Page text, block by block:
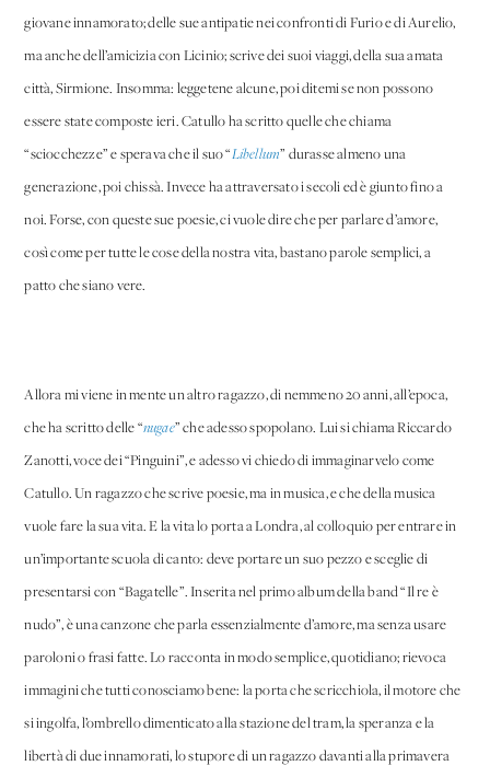
giovane innamorato; delle sue antipatie nei confronti di Furio e di Aurelio,
ma anche dell’amicizia con Licinio; scrive dei suoi viaggi, della sua amata
città, Sirmione. Insomma: leggetene alcune, poi ditemi se non possono
essere state composte ieri. Catullo ha scritto quelle che chiama
“sciocchezze” e sperava che il suo “Libellum” durasse almeno una
generazione, poi chissà. Invece ha attraversato i secoli ed è giunto fino a
noi. Forse, con queste sue poesie, ci vuole dire che per parlare d’amore,
così come per tutte le cose della nostra vita, bastano parole semplici, a
patto che siano vere.
Allora mi viene in mente un altro ragazzo, di nemmeno 20 anni, all’epoca,
che ha scritto delle “nugae” che adesso spopolano. Lui si chiama Riccardo
Zanotti, voce dei “Pinguini”, e adesso vi chiedo di immaginarvelo come
Catullo. Un ragazzo che scrive poesie, ma in musica, e che della musica
vuole fare la sua vita. E la vita lo porta a Londra, al colloquio per entrare in
un’importante scuola di canto: deve portare un suo pezzo e sceglie di
presentarsi con “Bagatelle”. Inserita nel primo album della band “Il re è
nudo”, è una canzone che parla essenzialmente d’amore, ma senza usare
paroloni o frasi fatte. Lo racconta in modo semplice, quotidiano; rievoca
immagini che tutti conosciamo bene: la porta che scricchiola, il motore che
si ingolfa, l’ombrello dimenticato alla stazione del tram, la speranza e la
libertà di due innamorati, lo stupore di un ragazzo davanti alla primavera